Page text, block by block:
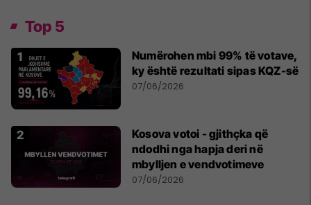
Top 5
Numërohen mbi 99% të votave,
ky është rezultati sipas KQZ-së
07/06/2026
Kosova votoi - gjithçka që
ndodhi nga hapja deri në
mbylljen e vendvotimeve
07/06/2026